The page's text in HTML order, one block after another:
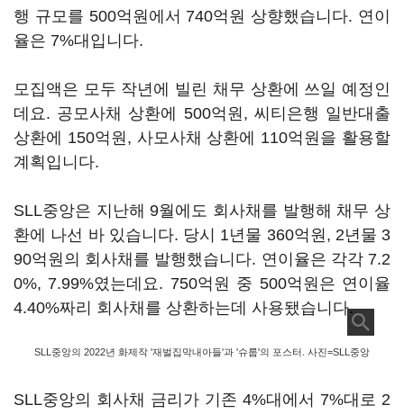
행 규모를 500억원에서 740억원 상향했습니다. 연이
율은 7%대입니다.
모집액은 모두 작년에 빌린 채무 상환에 쓰일 예정인
데요. 공모사채 상환에 500억원, 씨티은행 일반대출
상환에 150억원, 사모사채 상환에 110억원을 활용할
계획입니다.
SLL중앙은 지난해 9월에도 회사채를 발행해 채무 상
환에 나선 바 있습니다. 당시 1년물 360억원, 2년물 3
90억원의 회사채를 발행했습니다. 연이율은 각각 7.2
0%, 7.99%였는데요. 750억원 중 500억원은 연이율
4.40%짜리 회사채를 상환하는데 사용됐습니다.
SLL중앙의 2022년 화제작 '재벌집막내아들'과 '슈룹'의 포스터. 사진=SLL중앙
SLL중앙의 회사채 금리가 기존 4%대에서 7%대로 2